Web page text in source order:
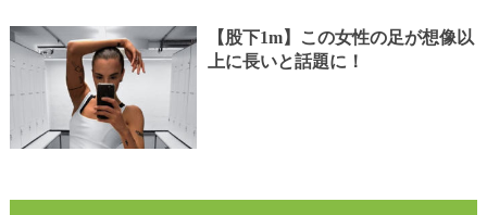
【股下1m】この女性の足が想像以
上に長いと話題に！